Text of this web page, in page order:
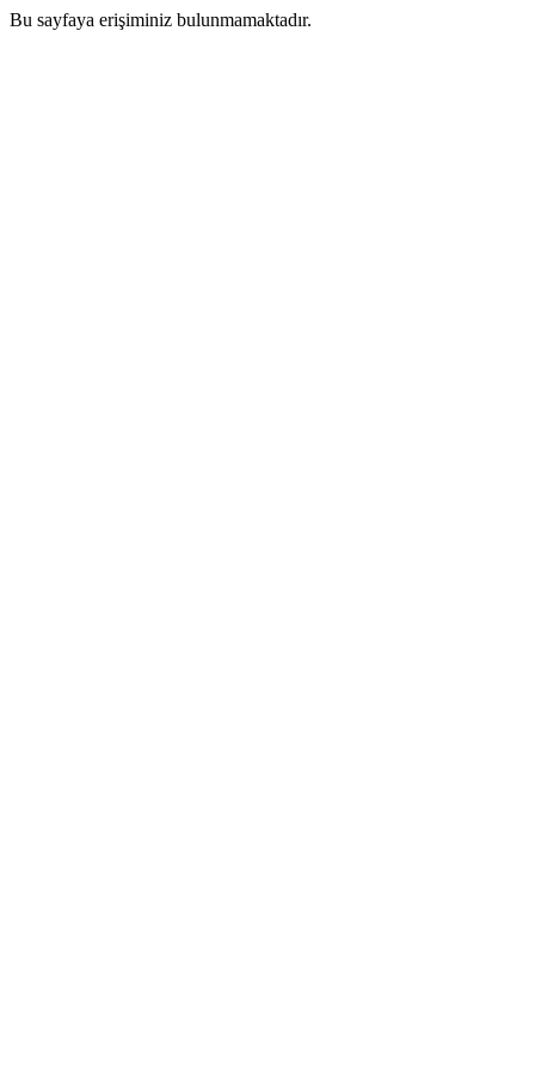
Bu sayfaya erişiminiz bulunmamaktadır.